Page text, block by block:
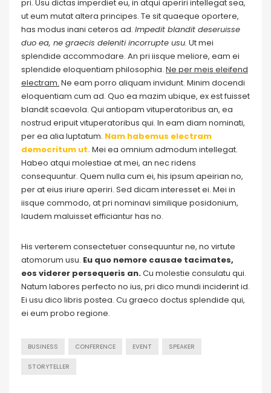
pri. Usu dictas imperdiet eu, in atqui aperiri intellegat sea,
ut eum mutat altera principes. Te sit quaeque oportere,
has modus inani ceteros ad. Impedit blandit deseruisse
duo ea, ne graecis deleniti incorrupte usu. Ut mei
splendide accommodare. An pri iisque meliore, eam ei
splendide eloquentiam philosophia. Ne per meis eleifend
electram. Ne eam porro aliquam invidunt. Minim docendi
eloquentiam cum ad. Quo ea mazim ubique, ex est fuisset
blandit scaevola. Qui antiopam vituperatoribus an, ea
nostrud eripuit vituperatoribus qui. In eam diam nominati,
per ea alia luptatum. Nam habemus electram
democritum ut.Mei ea omnium admodum intellegat.
Habeo atqui molestiae at mei, an nec ridens
consequuntur. Quem nulla cum ei, his ipsum apeirian no,
per at eius iriure aperiri. Sed dicam interesset ei. Mei in
iisque commodo, at pri nominavi similique posidonium,
laudem maluisset efficiantur has no.
His verterem consectetuer consequuntur ne, no virtute
atomorum usu. Eu quo nemore causae tacimates,
eos viderer persequeris an.Cu molestie consulatu qui.
Natum labores perfecto no ius, pri dico mundi inciderint id.
Ei usu dico libris postea. Cu graeco doctus splendide qui,
ei eum probo regione.
BUSINESS CONFERENCE EVENT SPEAKER
STORYTELLER